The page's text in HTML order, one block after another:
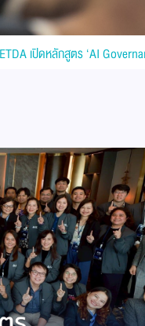
ETDA เปิดหลักสูตร ‘AI